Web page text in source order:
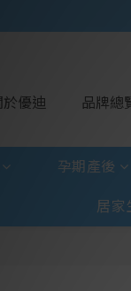
於優迪 品牌總
孕期產後
居家